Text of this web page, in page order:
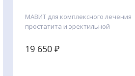
воспалительных
заболеваний
МАВИТ для комплексного лечения
простатита и эректильной
19 650 ₽